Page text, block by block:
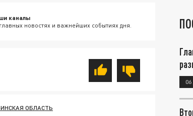
каналы
новостях и важнейших событиях дня.
ОБЛАСТЬ